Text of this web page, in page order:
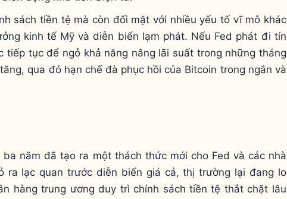
sách tiền tệ mà còn đối mặt với nhiều yếu tố vĩ mô khác
kinh tế Mỹ và diễn biến lạm phát. Nếu Fed phát đi tín
tiếp tục để ngỏ khả năng nâng lãi suất trong những tháng
qua đó hạn chế đà phục hồi của Bitcoin trong ngắn và
năm đã tạo ra một thách thức mới cho Fed và các nhà
ra lạc quan trước diễn biến giá cả, thị trường lại đang lo
hàng trung ương duy trì chính sách tiền tệ thắt chặt lâu